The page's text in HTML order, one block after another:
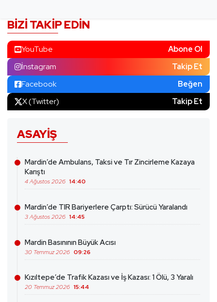
BIZI TAKIP EDIN
YouTube
Abone Ol
İnstagram
Takip Et
Facebook
Beğen
X (Twitter)
Takip Et
ASAYIŞ
Mardin’de Ambulans, Taksi ve Tır Zincirleme Kazaya
Karıştı
4 Ağustos 2026 14:40
Mardin’de TIR Bariyerlere Çarptı: Sürücü Yaralandı
3 Ağustos 2026 14:45
Mardin Basınının Büyük Acısı
30 Temmuz 2026 09:26
Kızıltepe’de Trafik Kazası ve İş Kazası: 1 Ölü, 3 Yaralı
20 Temmuz 2026 15:44